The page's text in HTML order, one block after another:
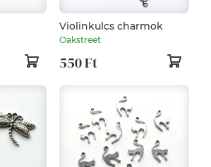
Violinkulcs charmok
Oakstreet
550 Ft